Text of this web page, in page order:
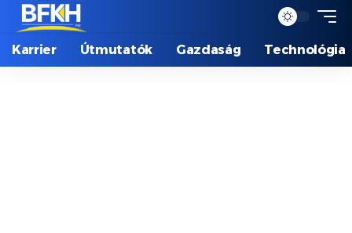
Karrier Útmutatók Gazdaság Technológia